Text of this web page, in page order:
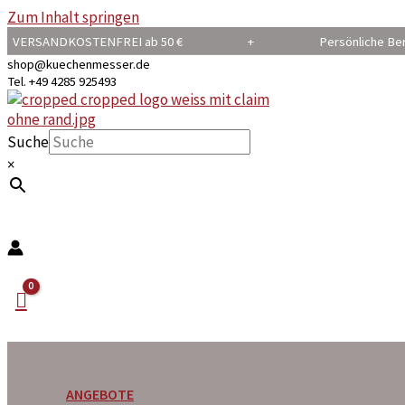
Zum Inhalt springen
VERSANDKOSTENFREI ab 50 € +
shop@kuechenmesser.de
Tel. +49 4285 925493
Suche
×
ANGEBOTE